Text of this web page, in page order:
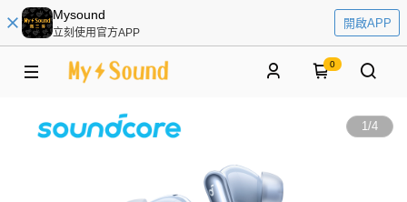
Mysound
立刻使用官方APP
開啟APP
0
1/4